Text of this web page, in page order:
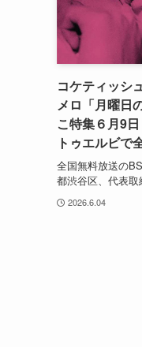
コケティッシ
メロ「月曜日
こ特集６月9
トゥエルビで
全国無料放送の
都渋谷区、代表
2026.6.04